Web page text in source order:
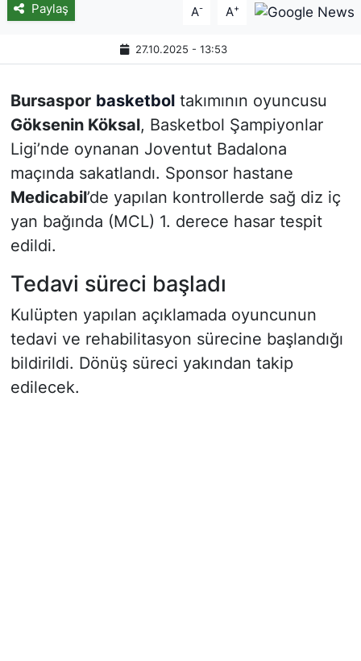
Paylaş A- A+
27.10.2025 - 13:53
Bursaspor basketboltakımının oyuncusu
Göksenin Köksal, Basketbol Şampiyonlar
Ligi’nde oynanan Joventut Badalona
maçında sakatlandı. Sponsor hastane
Medicabil’de yapılan kontrollerde sağ diz iç
yan bağında (MCL) 1. derece hasar tespit
edildi.
Tedavi süreci başladı
Kulüpten yapılan açıklamada oyuncunun
tedavi ve rehabilitasyon sürecine başlandığı
bildirildi. Dönüş süreci yakından takip
edilecek.